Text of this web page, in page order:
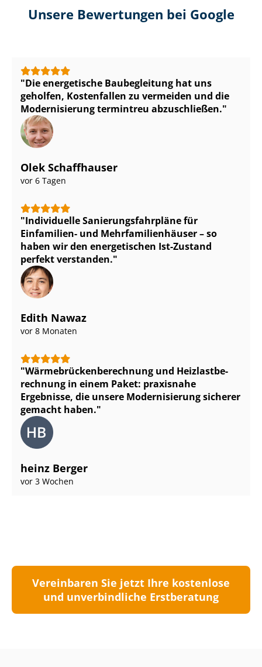
Unsere Bewertungen bei Google
Die energetische Baubegleitung hat uns
geholfen, Kostenfallen zu vermeiden und die
Modernisierung termintreu abzuschließen.
Olek Schaffhauser
vor 6 Tagen
Individuelle Sa­nie­rungs­fahr­plä­ne für
Einfamilien- und Mehr­fa­mi­li­en­häu­ser – so
haben wir den energetischen Ist-Zustand
perfekt verstanden.
Edith Nawaz
vor 8 Monaten
Wär­me­brü­cken­be­rech­nung und Heiz­last­be­
rech­nung in einem Paket: praxisnahe
Ergebnisse, die unsere Modernisierung sicherer
gemacht haben.
heinz Berger
vor 3 Wochen
Vereinbaren Sie jetzt Ihre kostenlose
und unverbindliche Erstberatung